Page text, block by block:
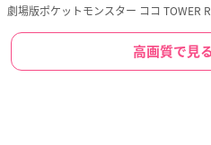
劇場版ポケットモンスター ココ TOWER
高画質で見